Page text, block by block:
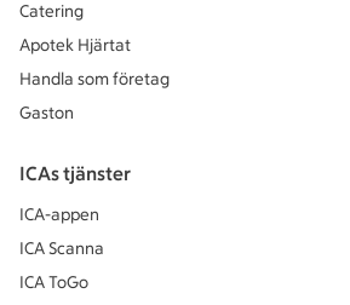
Catering
Apotek Hjärtat
Handla som företag
Gaston
ICAs tjänster
ICA-appen
ICA Scanna
ICA ToGo